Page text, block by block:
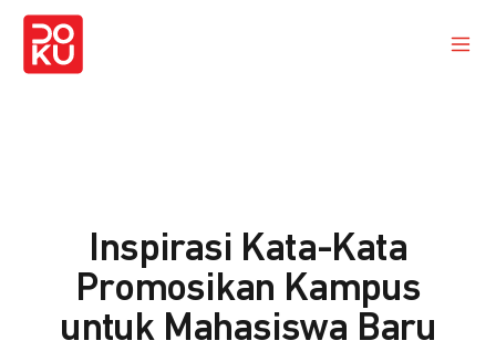
Inspirasi Kata-Kata
Promosikan Kampus
untuk Mahasiswa Baru